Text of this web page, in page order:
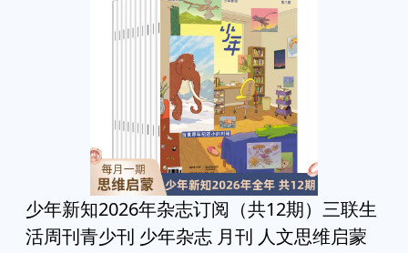
少年新知2026年杂志订阅（共12期）三联生
活周刊青少刊 少年杂志 月刊 人文思维启蒙